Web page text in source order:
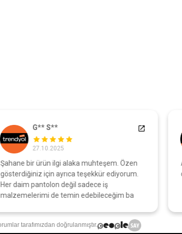
G** S**
27.10.2025
Şahane bir ürün ilgi alaka muhteşem. Özen
gösterdiğiniz için ayrıca teşekkür ediyorum.
Her daim pantolon değil sadece iş
malzemelerimi de temin edebileceğim ba
tarafımızdan doğrulanmıştır.